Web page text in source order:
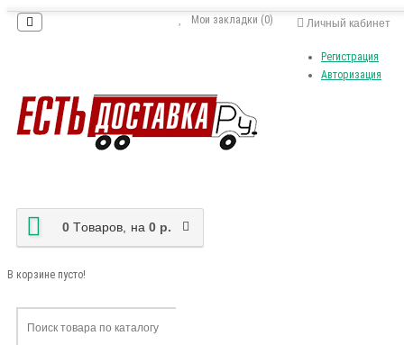
Личный кабинет
Регистрация
Авторизация
Мои закладки (0)
0 Tоваров, на 0 р.
В корзине пусто!